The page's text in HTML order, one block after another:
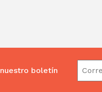
boletín